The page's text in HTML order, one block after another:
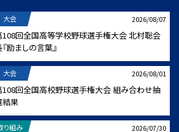
大会 2026/08/07
108回全国高等学校野球選手権大会 北村聡会
励ましの言葉』
大会 2026/08/01
108回全国高校野球選手権大会 組み合わせ抽
結果
り組み 2026/07/30